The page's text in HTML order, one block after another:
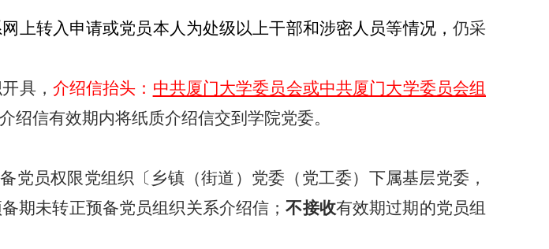
上转入申请或党员本人为处级以上干部和涉密人员等情况， 仍采
具， 介绍信抬头： 中共厦门大学委员会或中共厦门大学委员会组
绍信有效期内将纸质介绍信交到学院党委。
党员权限党组织〔乡镇（街道）党委（党工委）下属基层党委，
期未转正预备党员组织关系介绍信；不接收有效期过期的党员组